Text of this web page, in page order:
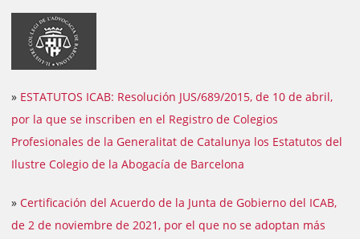
» ESTATUTOS ICAB: Resolución JUS/689/2015, de 10 de abril,
por la que se inscriben en el Registro de Colegios
Profesionales de la Generalitat de Catalunya los Estatutos del
Ilustre Colegio de la Abogacía de Barcelona
» Certificación del Acuerdo de la Junta de Gobierno del ICAB,
de 2 de noviembre de 2021, por el que no se adoptan más